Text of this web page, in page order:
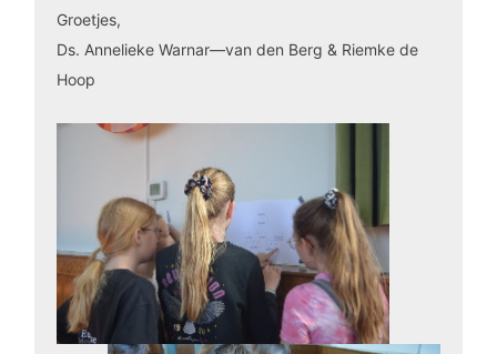
Groetjes,
Ds. Annelieke Warnar—van den Berg & Riemke de
Hoop